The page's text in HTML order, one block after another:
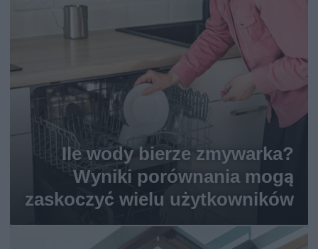
Ile wody bierze zmywarka?
Wyniki porównania mogą
zaskoczyć wielu użytkowników